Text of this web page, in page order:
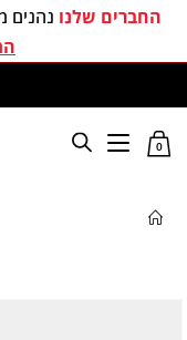
החברים שלנו נהנים
0